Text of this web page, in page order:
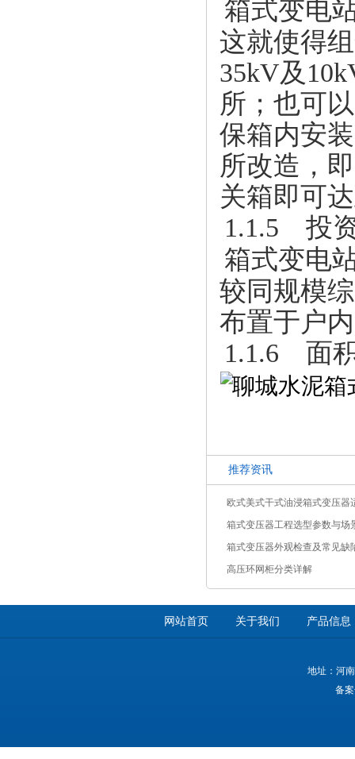
箱式变电
这就使得
35kV及
所；也可
保箱内安
所改造，
关箱即可
1.1.5 投
箱式变电
较同规模
布置于户
1.1.6 面
推荐资讯
欧式美式干式油浸箱式变压器
箱式变压器工程选型参数与场
箱式变压器外观检查及常见缺
高压环网柜分类详解
网站首页 关于我们 产品信息
地址：河
备